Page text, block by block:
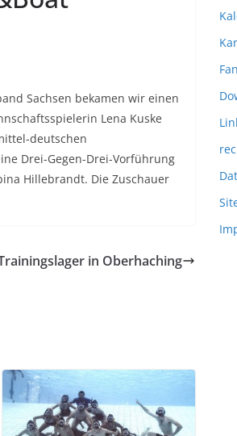
Sachsen bekamen wir einen
Lena Kuske
deutschen
Drei-Gegen-Drei-Vorführung
Hillebrandt. Die Zuschauer
in Oberhaching